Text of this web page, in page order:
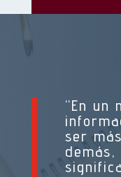
“En un
ser